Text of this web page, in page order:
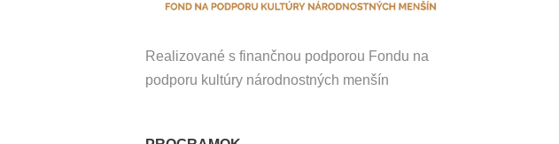
Realizované s finančnou podporou Fondu na
podporu kultúry národnostných menšín